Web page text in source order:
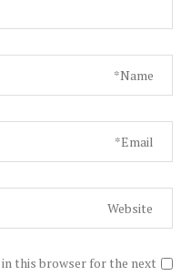
in this browser for the next